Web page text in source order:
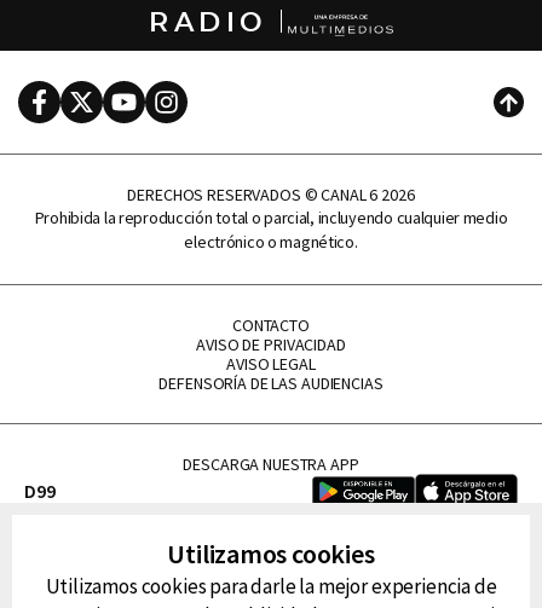
RADIO
FacebookTwitterYoutubeInstagram
DERECHOS RESERVADOS © CANAL 6 2026
Prohibida la reproducción total o parcial, incluyendo cualquier medio
electrónico o magnético.
CONTACTO
AVISO DE PRIVACIDAD
AVISO LEGAL
DEFENSORÍA DE LAS AUDIENCIAS
DESCARGA NUESTRA APP
D99
FM Tu
Utilizamos cookies
Utilizamos cookies para darle la mejor experiencia de